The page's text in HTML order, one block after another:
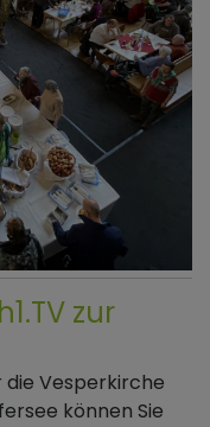
zur
die Vesperkirche
können Sie